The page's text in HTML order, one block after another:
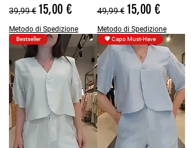
Prezzo regolare
39,99 € Prezzo scontato
15,00 €
Metodo di Spedizione
Prezzo regolare
49,99 € Prezzo scontato
15,00 €
Metodo di Spedizione
Bestseller 🧡 Capo Must-Have